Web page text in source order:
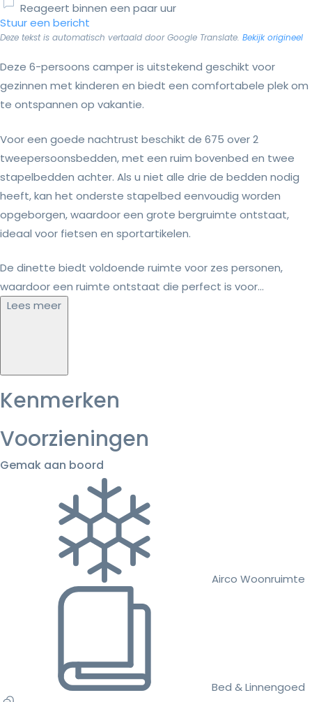
Reageert binnen een paar uur
Stuur een bericht
Deze tekst is automatisch vertaald door Google Translate. Bekijk origineel
Deze 6-persoons camper is uitstekend geschikt voor
gezinnen met kinderen en biedt een comfortabele plek om
te ontspannen op vakantie.
Voor een goede nachtrust beschikt de 675 over 2
tweepersoonsbedden, met een ruim bovenbed en twee
stapelbedden achter. Als u niet alle drie de bedden nodig
heeft, kan het onderste stapelbed eenvoudig worden
opgeborgen, waardoor een grote bergruimte ontstaat,
ideaal voor fietsen en sportartikelen.
De dinette biedt voldoende ruimte voor zes personen,
waardoor een ruimte ontstaat die perfect is voor...
Lees meer
Kenmerken
Voorzieningen
Gemak aan boord
Airco Woonruimte
Bed & Linnengoed